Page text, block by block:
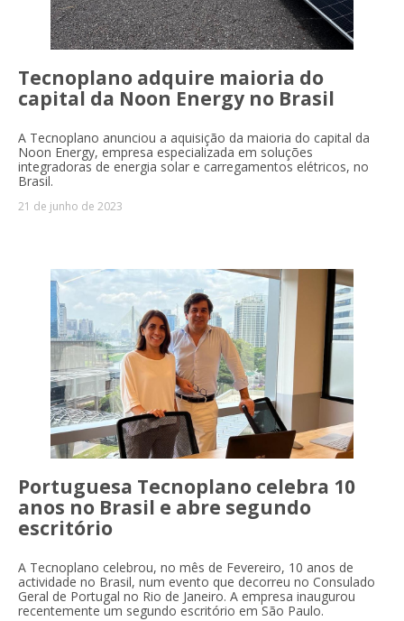
Tecnoplano adquire maioria do
capital da Noon Energy no Brasil
A Tecnoplano anunciou a aquisição da maioria do capital da
Noon Energy, empresa especializada em soluções
integradoras de energia solar e carregamentos elétricos, no
Brasil.
21 de junho de 2023
Portuguesa Tecnoplano celebra 10
anos no Brasil e abre segundo
escritório
A Tecnoplano celebrou, no mês de Fevereiro, 10 anos de
actividade no Brasil, num evento que decorreu no Consulado
Geral de Portugal no Rio de Janeiro. A empresa inaugurou
recentemente um segundo escritório em São Paulo.